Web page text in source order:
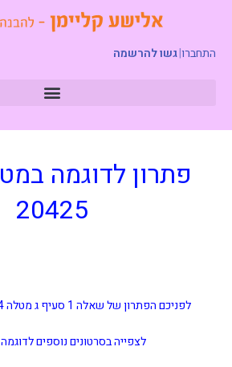
התחברו|גשו להרשמה
20425
לפניכם הפתרון של שאלה 1 סעיף ג מטלה 04
לצפייה בסרטונים נוספים לדוגמה